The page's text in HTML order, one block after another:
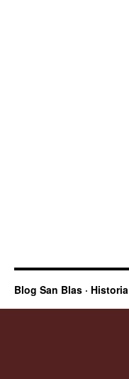
Blog San Blas · Historia